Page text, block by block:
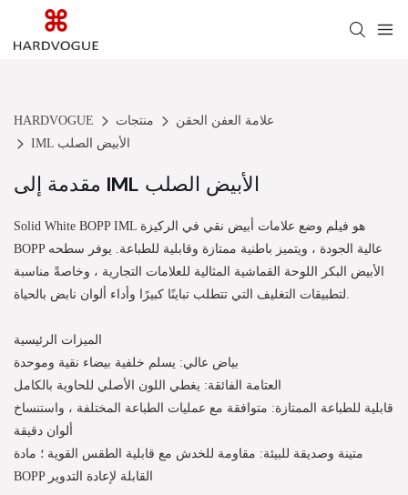
HARDVOGUE منتجات
علامة العفن الحقن
IML الأبيض الصلب
مقدمة إلى IML الأبيض الصلب
Solid White BOPP IML هو فيلم وضع علامات أبيض نقي في الركيزة
BOPP عالية الجودة ، ويتميز باطنية ممتازة وقابلية للطباعة. يوفر سطحه
الأبيض البكر اللوحة القماشية المثالية للعلامات التجارية ، وخاصةً مناسبة
الميزات الرئيسية
بياض عالي: يسلم خلفية بيضاء نقية وموحدة
العتامة الفائقة: يغطي اللون الأصلي للحاوية بالكامل
قابلية للطباعة الممتازة: متوافقة مع عمليات الطباعة المختلفة ، واستنساخ
ألوان دقيقة
متينة وصديقة للبيئة: مقاومة للخدش مع قابلية الطقس القوية ؛ مادة
BOPP القابلة لإعادة التدوير